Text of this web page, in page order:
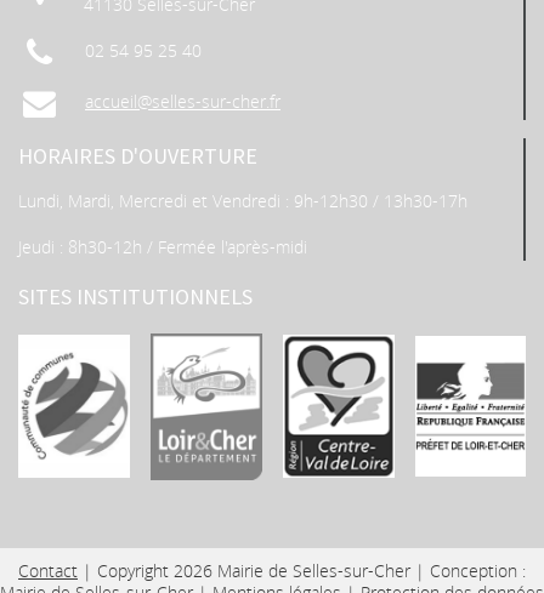
02 54 95 25 40
accueil@selles-sur-cher.fr
HORAIRES D'OUVERTURE
Lundi, Mardi, Mercredi et Vendredi : 9h-12h30 / 13h30-17h
Jeudi : 8h30-12h / Fermée l'après-midi
SITES INSTITUTIONNELS
Contact | Copyright 2026 Mairie de Selles-sur-Cher | Conception :